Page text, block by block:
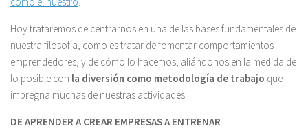
Hoy trataremos de centrarnos en una de las bases fundamentales de
nuestra filosofía, como es tratar de fomentar comportamientos
emprendedores, y de cómo lo hacemos, aliándonos en la medida de
lo posible con la diversión como metodología de trabajo que
impregna muchas de nuestras actividades.
DE APRENDER A CREAR EMPRESAS A ENTRENAR